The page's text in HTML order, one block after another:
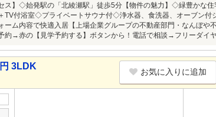
セス】◇始発駅の「北綾瀬駅」徒歩5分【物件の魅力】◇緑豊かな
TV付浴室◇プライベートサウナ付◇浄水器、食洗器、オーブン
ーム内容で快適入居【上場企業グループの不動産部門・なんぼ
約→赤の【見学予約する】ボタンから！電話で相談→フリーダイ
3LDK
お気に入りに追加